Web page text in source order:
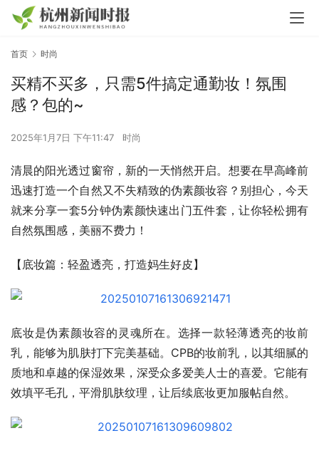
首页 时尚
买精不买多，只需5件搞定通勤妆！氛围
感？包的~
2025年1月7日 下午11:47 时尚
清晨的阳光透过窗帘，新的一天悄然开启。想要在早高峰前
迅速打造一个自然又不失精致的伪素颜妆容？别担心，今天
就来分享一套5分钟伪素颜快速出门五件套，让你轻松拥有
自然氛围感，美丽不费力！
【底妆篇：轻盈透亮，打造妈生好皮】
底妆是伪素颜妆容的灵魂所在。选择一款轻薄透亮的妆前
乳，能够为肌肤打下完美基础。CPB的妆前乳，以其细腻的
质地和卓越的保湿效果，深受众多爱美人士的喜爱。它能有
效填平毛孔，平滑肌肤纹理，让后续底妆更加服帖自然。